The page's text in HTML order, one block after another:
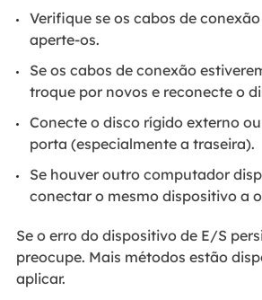
Verifique se os cabos de
aperte-os.
Se os cabos de conexão
troque por novos e reconecte o
Conecte o disco rígido externo
porta (especialmente a traseira).
Se houver outro computador
conectar o mesmo dispositivo a
Se o erro do dispositivo de E/S
preocupe. Mais métodos estão
aplicar.